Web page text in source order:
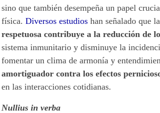
sino que también desempeña un papel
física. Diversos estudios han señalado que
respetuosa contribuye a la reducción de
sistema inmunitario y disminuye la
fomentar un clima de armonía y
amortiguador contra los efectos
en las interacciones cotidianas.
Nullius in verba